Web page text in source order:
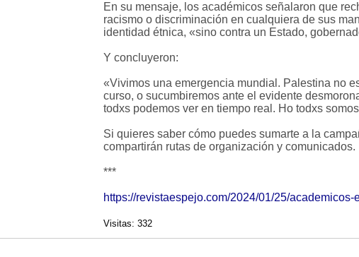
En su mensaje, los académicos señalaron que
racismo o discriminación en cualquiera de sus
identidad étnica, «sino contra un Estado,
Y concluyeron:
«Vivimos una emergencia mundial. Palestina no
curso, o sucumbiremos ante el evidente
todxs podemos ver en tiempo real. Ho todxs
Si quieres saber cómo puedes sumarte a la
compartirán rutas de organización y comunicados.
***
https://revistaespejo.com/2024/01/25/
Visitas: 332